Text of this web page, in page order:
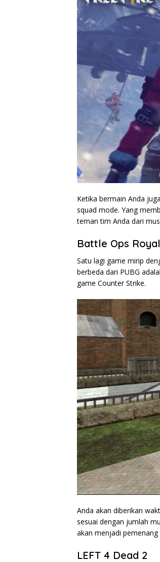
Ketika bermain Anda
squad mode. Yang
teman tim Anda dari
Battle Ops
Satu lagi game mirip
berbeda dari PUBG
game Counter Strike.
Anda akan diberikan
sesuai dengan jumlah
akan menjadi
LEFT 4 Dead 2